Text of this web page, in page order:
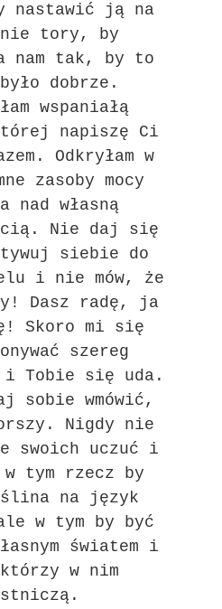
nastawić ją na
tory, by
nam tak, by to
dobrze.
wspaniałą
napiszę Ci
Odkryłam w
zasoby mocy
nad własną
Nie daj się
siebie do
i nie mów, że
Dasz radę, ja
Skoro mi się
szereg
i Tobie się uda.
sobie wmówić,
Nigdy nie
swoich uczuć i
tym rzecz by
na język
w tym by być
światem i
w nim